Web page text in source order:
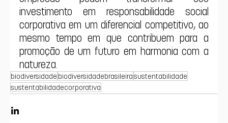
investimento em responsabilidade social
corporativa em um diferencial competitivo, ao
mesmo tempo em que contribuem para a
promoção de um futuro em harmonia com a
natureza.
biodiversidade biodiversidadebrasileirasustentabilidade
sustentabilidadecorporativa